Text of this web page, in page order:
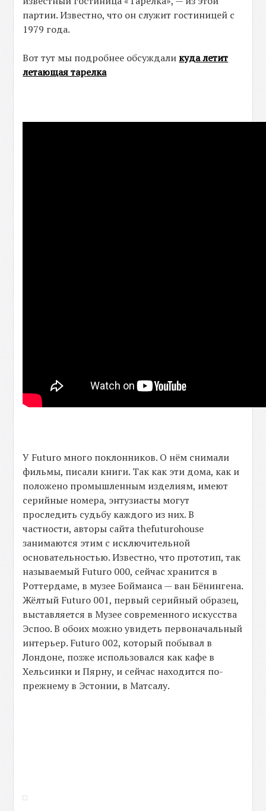
партии. Известно, что он служит гостиницей с
1979 года.
Вот тут мы подробнее обсуждали куда летит
летающая тарелка
У Futuro много поклонников. О нём снимали
фильмы, писали книги. Так как эти дома, как и
положено промышленным изделиям, имеют
серийные номера, энтузиасты могут
проследить судьбу каждого из них. В
частности, авторы сайта thefuturohouse
занимаются этим с исключительной
основательностью. Известно, что прототип, так
называемый Futuro 000, сейчас хранится в
Роттердаме, в музее Бойманса — ван Бёнингена.
Жёлтый Futuro 001, первый серийный образец,
выставляется в Музее современного искусства
Эспоо. В обоих можно увидеть первоначальный
интерьер. Futuro 002, который побывал в
Лондоне, позже использовался как кафе в
Хельсинки и Пярну, и сейчас находится по-
прежнему в Эстонии, в Матсалу.